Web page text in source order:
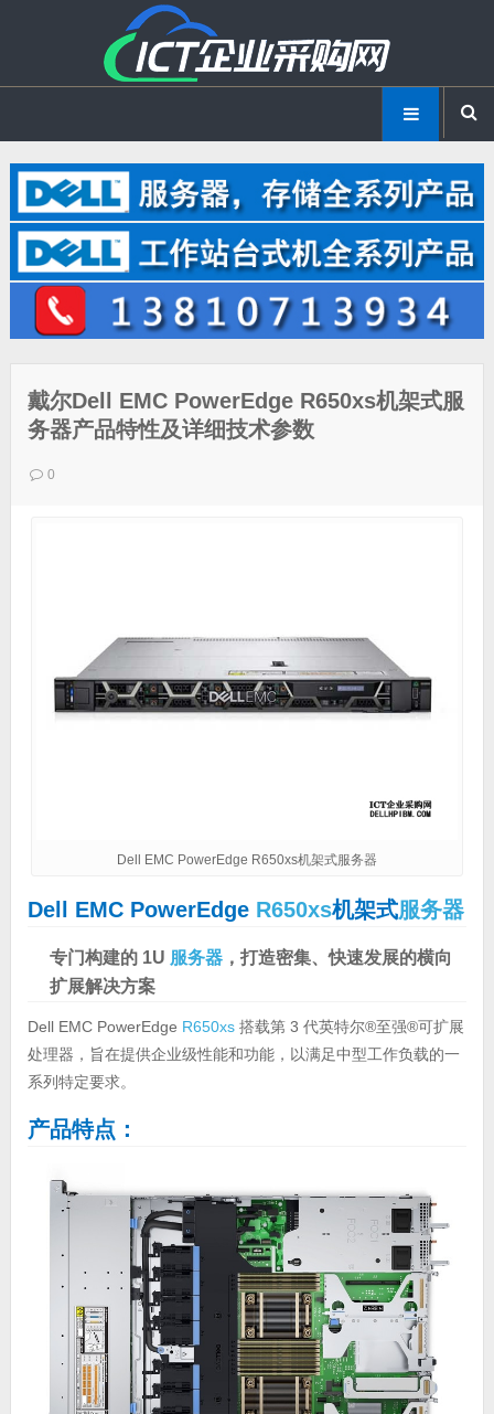
戴尔Dell EMC PowerEdge R650xs机架式服
务器产品特性及详细技术参数
0
Dell EMC PowerEdge R650xs机架式服务器
Dell EMC PowerEdge R650xs机架式服务器
专门构建的 1U 服务器，打造密集、快速发展的横向
扩展解决方案
Dell EMC PowerEdge R650xs搭载第 3 代英特尔®至强®可扩展
处理器，旨在提供企业级性能和功能，以满足中型工作负载的一
系列特定要求。
产品特点：